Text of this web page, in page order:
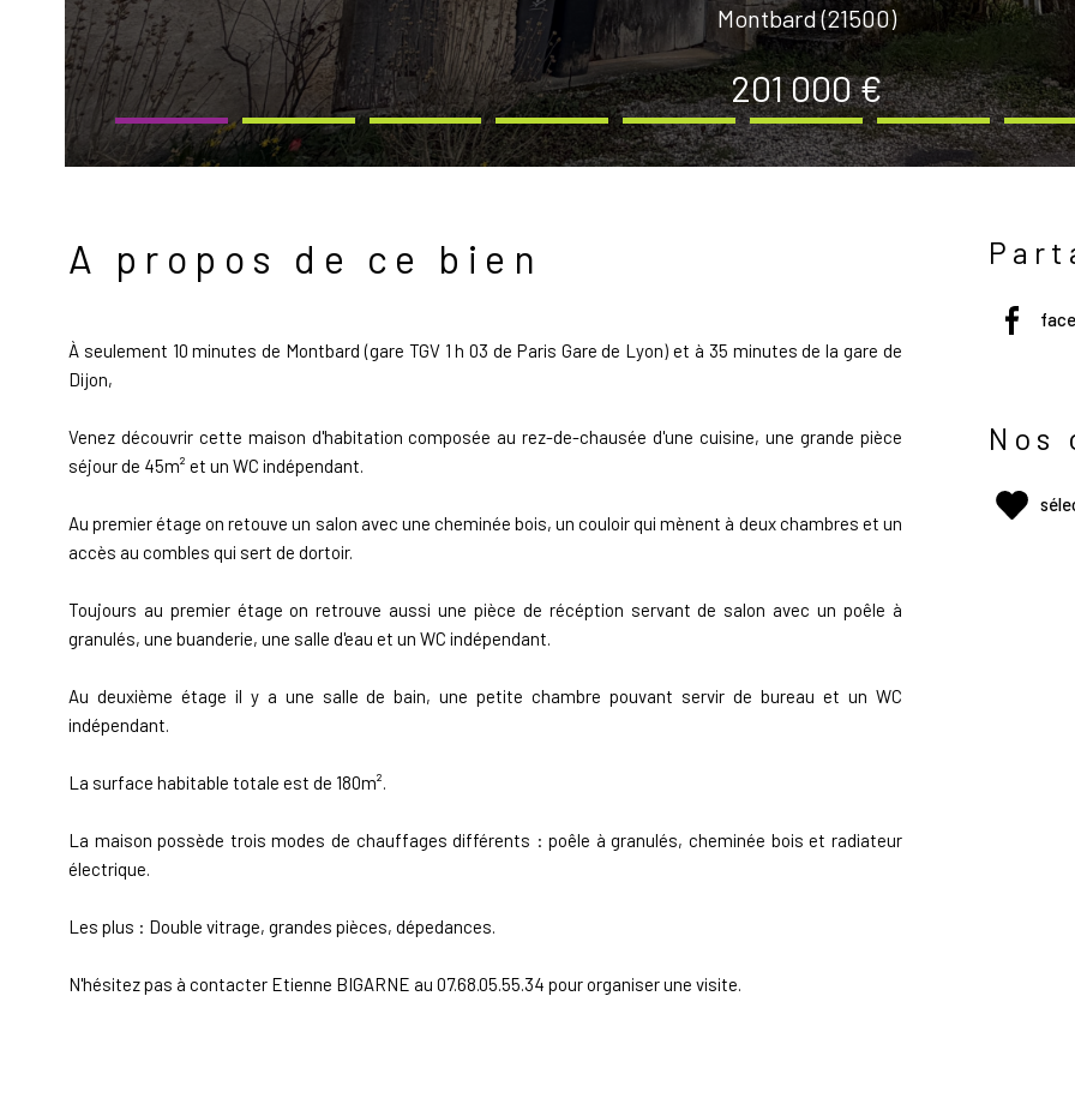
Montbard (21500)
201 000 €
A propos de ce bien
À seulement 10 minutes de Montbard (gare TGV 1 h 03 de Paris Gare de Lyon) et à 35 minutes de la gare de
Dijon,
Venez découvrir cette maison d'habitation composée au rez-de-chausée d'une cuisine, une grande pièce
séjour de 45m² et un WC indépendant.
Au premier étage on retouve un salon avec une cheminée bois, un couloir qui mènent à deux chambres et un
accès au combles qui sert de dortoir.
Toujours au premier étage on retrouve aussi une pièce de récéption servant de salon avec un poêle à
granulés, une buanderie, une salle d'eau et un WC indépendant.
Au deuxième étage il y a une salle de bain, une petite chambre pouvant servir de bureau et un WC
indépendant.
La surface habitable totale est de 180m².
La maison possède trois modes de chauffages différents : poêle à granulés, cheminée bois et radiateur
électrique.
Les plus : Double vitrage, grandes pièces, dépedances.
N'hésitez pas à contacter Etienne BIGARNE au 07.68.05.55.34 pour organiser une visite.
Nos